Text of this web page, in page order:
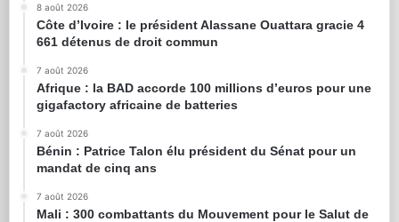
8 août 2026
Côte d’Ivoire : le président Alassane Ouattara gracie 4
661 détenus de droit commun
7 août 2026
Afrique : la BAD accorde 100 millions d’euros pour une
gigafactory africaine de batteries
7 août 2026
Bénin : Patrice Talon élu président du Sénat pour un
mandat de cinq ans
7 août 2026
Mali : 300 combattants du Mouvement pour le Salut de